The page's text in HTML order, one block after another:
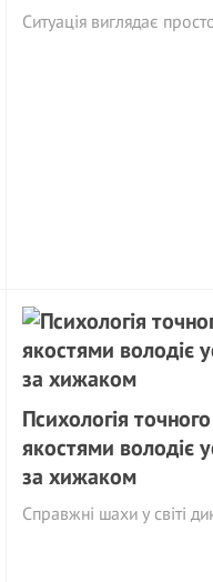
Ситуація виглядає
Психологія
якостями володіє
за хижаком
Справжні шахи у світі